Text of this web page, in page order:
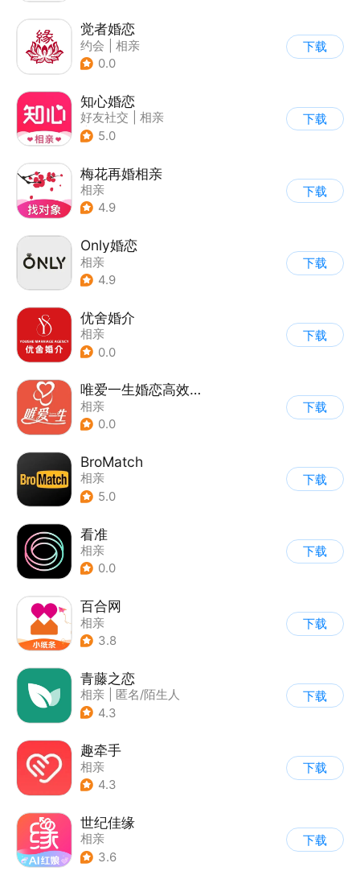
觉者婚恋
约会
相亲
0.0
下载
知心婚恋
好友社交
相亲
| 匿名/陌生人
5.0
下载
梅花再婚相亲
相亲
4.9
下载
Only婚恋
相亲
4.9
下载
优舍婚介
相亲
0.0
下载
唯爱一生婚恋高效交友软件
相亲
0.0
下载
BroMatch
相亲
5.0
下载
看准
相亲
0.0
下载
百合网
相亲
3.8
下载
青藤之恋
相亲
匿名/陌生人
4.3
下载
趣牵手
相亲
4.3
下载
世纪佳缘
相亲
3.6
下载